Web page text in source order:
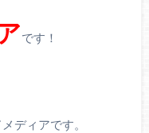
です！
ディアです。